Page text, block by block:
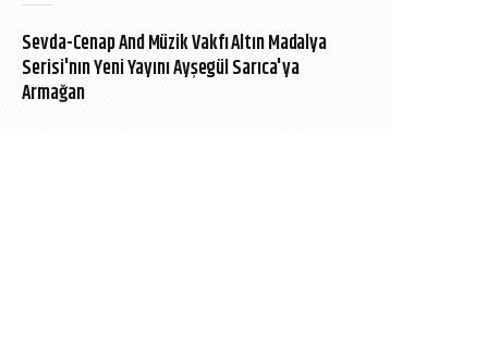
Sevda-Cenap And Müzik Vakfı Altın Madalya
Serisi'nın Yeni Yayını Ayşegül Sarıca'ya
Armağan